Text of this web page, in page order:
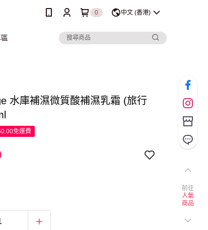
0 中文 (香港)
水庫補濕微質酸補濕乳霜 (旅行
免運費
前往
人氣
商品